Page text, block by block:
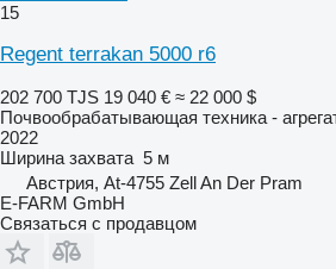
15
Regent terrakan 5000 r6
202 700 TJS 19 040 € ≈ 22 000 $
Почвообрабатывающая техника -
2022
Ширина захвата 5 м
Австрия, At-4755 Zell An Der Pram
E-FARM GmbH
Связаться с продавцом